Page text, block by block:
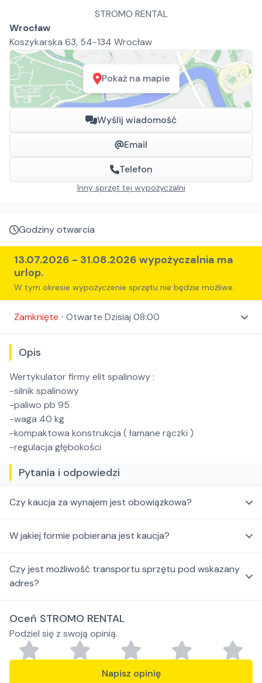
STROMO RENTAL
Wrocław
Koszykarska 63, 54-134 Wrocław
Pokaż na mapie
Wyślij wiadomość
Email
Telefon
Inny sprzęt tej wypożyczalni
Godziny otwarcia
13.07.2026 - 31.08.2026 wypożyczalnia ma
urlop.
W tym okresie wypożyczenie sprzętu nie będzie możliwe.
Zamknięte ⋅ Otwarte Dzisiaj 08:00
Opis
Wertykulator firmy elit spalinowy :
-silnik spalinowy
-paliwo pb 95
-waga 40 kg
-kompaktowa konstrukcja ( łamane rączki )
-regulacja głębokości
Pytania i odpowiedzi
Czy kaucja za wynajem jest obowiązkowa?
W jakiej formie pobierana jest kaucja?
Czy jest możliwość transportu sprzętu pod wskazany
adres?
Oceń STROMO RENTAL
Podziel się z swoją opinią.
Napisz opinię